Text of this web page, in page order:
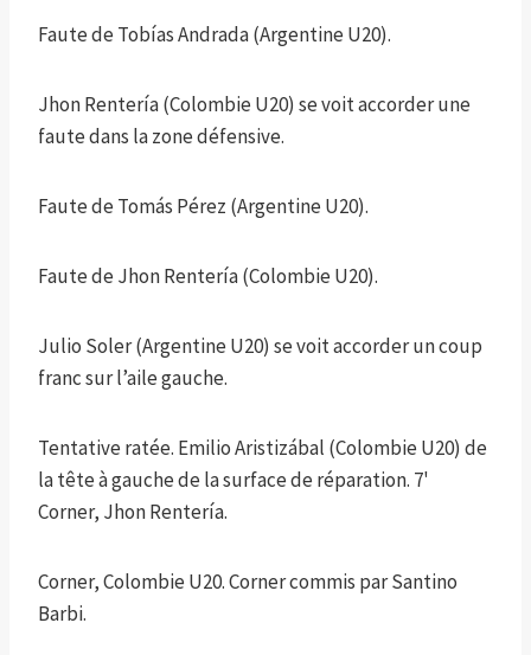
Faute de Tobías Andrada (Argentine U20).
Jhon Rentería (Colombie U20) se voit accorder une
faute dans la zone défensive.
Faute de Tomás Pérez (Argentine U20).
Faute de Jhon Rentería (Colombie U20).
Julio Soler (Argentine U20) se voit accorder un coup
franc sur l’aile gauche.
Tentative ratée. Emilio Aristizábal (Colombie U20) de
la tête à gauche de la surface de réparation. 7'
Corner, Jhon Rentería.
Corner, Colombie U20. Corner commis par Santino
Barbi.